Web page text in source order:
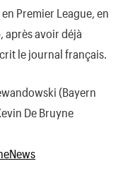
Premier League, en
après avoir déjà
le journal français.
(Bayern
De Bruyne